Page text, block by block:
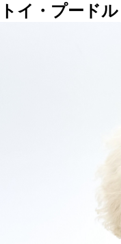
トイ・プードル